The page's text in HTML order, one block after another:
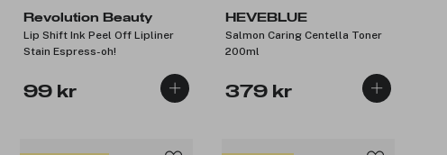
Revolution Beauty
Lip Shift Ink Peel Off Lipliner
Stain Espress-oh!
99 kr
HEVEBLUE
Salmon Caring Centella Toner
200ml
379 kr